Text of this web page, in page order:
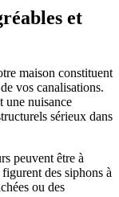
et
maison constituent
vos canalisations.
une nuisance
sérieux dans
peuvent être à
des siphons à
ou des